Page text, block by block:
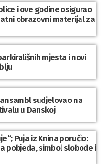
i ove godine osigurao
obrazovni materijal za
mjesta i novi
sudjelovao na
u Danskoj
Puja iz Knina poručio:
pobjeda, simbol slobode i